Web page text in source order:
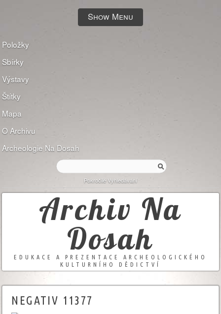
Show Menu
Položky
Sbírky
Výstavy
Štítky
Mapa
O Archivu
Archeologie Na Dosah
Pokročilé Vyhledávání
Archiv Na
Dosah
EDUKACE A PREZENTACE ARCHEOLOGICKÉHO
KULTURNÍHO DĚDICTVÍ
NEGATIV 11377